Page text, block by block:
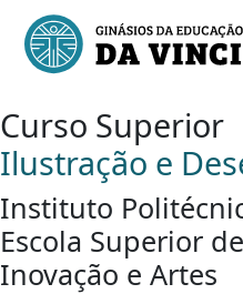
Curso Superior
Ilustração e
Instituto
Escola Superior
Inovação e Artes